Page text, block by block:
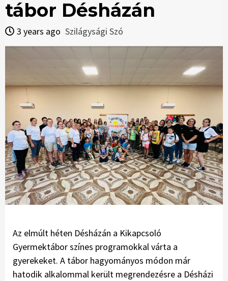
tábor Désházán
3 years ago Szilágysági Szó
Az elmúlt héten Désházán a Kikapcsoló
Gyermektábor színes programokkal várta a
gyerekeket. A tábor hagyományos módon már
hatodik alkalommal került megrendezésre a Désházi